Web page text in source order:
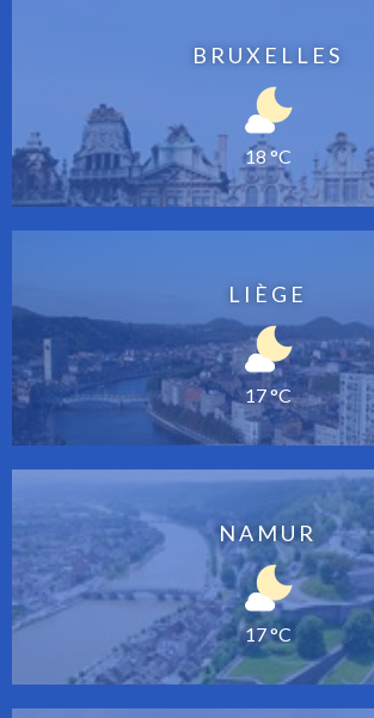
BRUXELLES
18 °C
LIÈGE
17 °C
NAMUR
17 °C